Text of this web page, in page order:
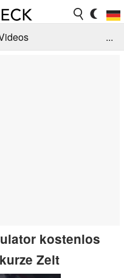
...
kostenlos
Zeit